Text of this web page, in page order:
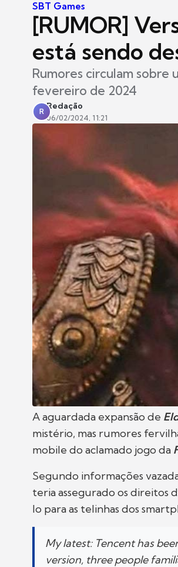
SBT Games
[RUMOR]
está sendo
Rumores circulam
fevereiro de 2024
R
Redação
06/02/2024, 11:21
A aguardada expansão de
mistério, mas rumores
mobile do aclamado jogo da
Segundo informações
teria assegurado os direitos
lo para as telinhas dos
My latest: Tencent has
version, three people